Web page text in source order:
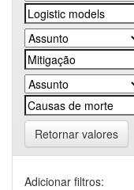
Retornar valores
Adicionar filtros: